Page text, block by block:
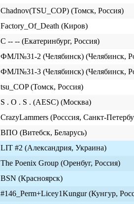
Chadnov(TSU_COP) (Томск, Россия)
Factory_Of_Death (Киров)
C -- -- (Екатеринбург, Россия)
ФМЛ№31-2 (Челябинск) (Челябинск,
ФМЛ№31-3 (Челябинск) (Челябинск,
tsu_COP (Томск, Россия)
S . O . S . (AESC) (Москва)
CrazyLammers (Росссия, Санкт-
ВПО (Витебск, Беларусь)
LIT #2 (Александрия, Украина)
The Poenix Group (Оренбуг, Россия)
BSN (Красноярск)
#146_Perm+Licey1Kungur (Кунгур,